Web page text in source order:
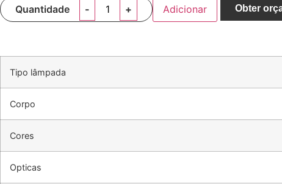
Quantidade Adicionar Obter
Tipo lâmpada
Corpo
Cores
Opticas